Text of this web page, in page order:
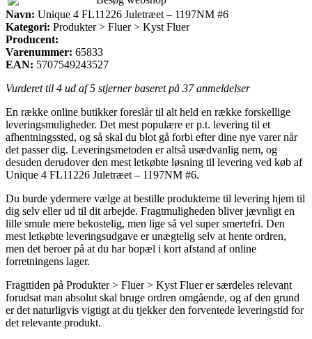
Navn: Unique 4 FL11226 Juletræet – 1197NM #6
Kategori: Produkter > Fluer > Kyst Fluer
Producent:
Varenummer: 65833
EAN: 5707549243527
Vurderet til 4 ud af 5 stjerner baseret på 37anmeldelser
En række online butikker foreslår til alt held en række forskellige
leveringsmuligheder. Det mest populære er p.t. levering til et
afhentningssted, og så skal du blot gå forbi efter dine nye varer når
det passer dig. Leveringsmetoden er altså usædvanlig nem, og
desuden derudover den mest letkøbte løsning til levering ved køb af
Unique 4 FL11226 Juletræet – 1197NM #6.
Du burde ydermere vælge at bestille produkterne til levering hjem til
dig selv eller ud til dit arbejde. Fragtmuligheden bliver jævnligt en
lille smule mere bekostelig, men lige så vel super smertefri. Den
mest letkøbte leveringsudgave er unægtelig selv at hente ordren,
men det beroer på at du har bopæl i kort afstand af online
forretningens lager.
Fragttiden på Produkter > Fluer > Kyst Fluer er særdeles relevant
forudsat man absolut skal bruge ordren omgående, og af den grund
er det naturligvis vigtigt at du tjekker den forventede leveringstid for
det relevante produkt.